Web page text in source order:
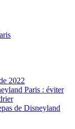
2022
Paris : éviter
de Disneyland